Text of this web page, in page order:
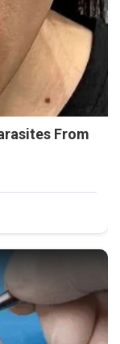
From